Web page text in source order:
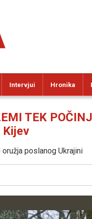
Intervjui Hronika
TEK
poslanog Ukrajini